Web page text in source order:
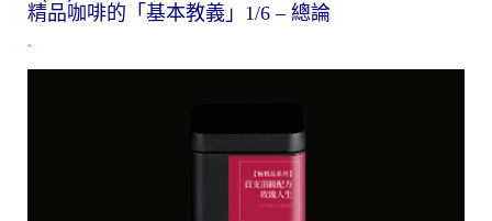
精品咖啡的「基本教義」1/6–總論